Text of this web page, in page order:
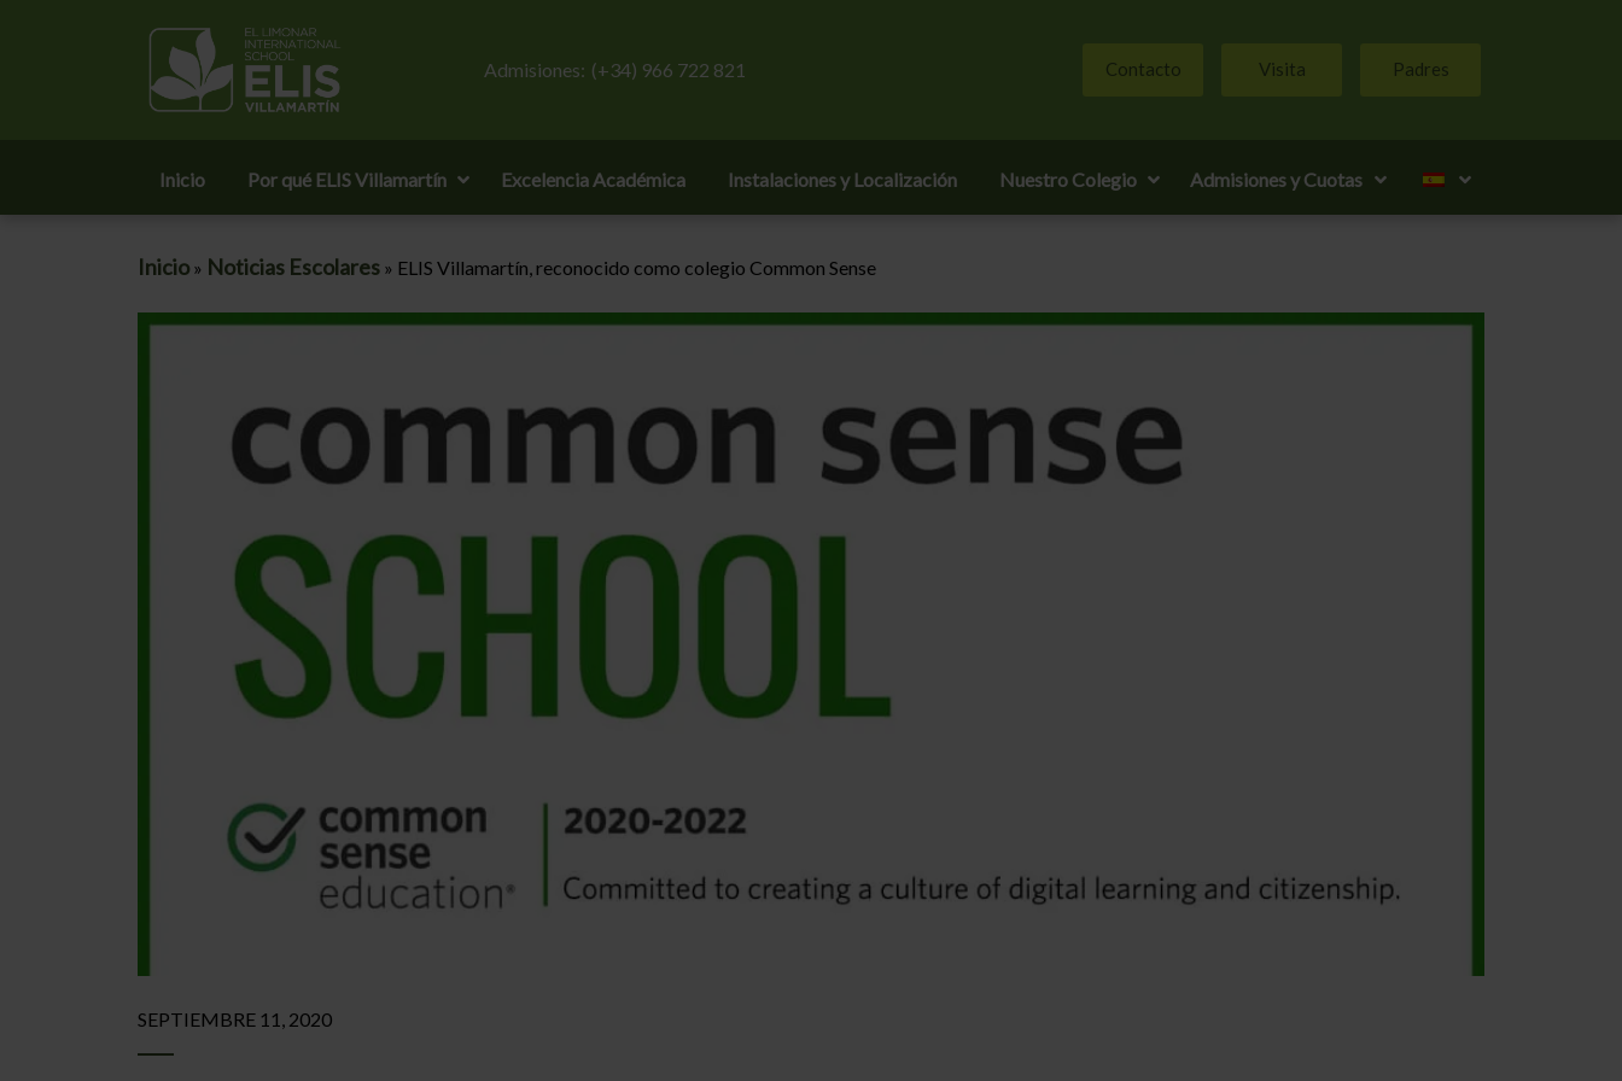
Admisiones: (+34) 966 722 821 Contacto Visita Padres
Inicio Por qué ELIS Villamartín Excelencia Académica Instalaciones y Localización Nuestro Colegio Admisiones y Cuotas
Inicio » Noticias Escolares » ELIS Villamartín, reconocido como colegio Common Sense
SEPTIEMBRE 11, 2020